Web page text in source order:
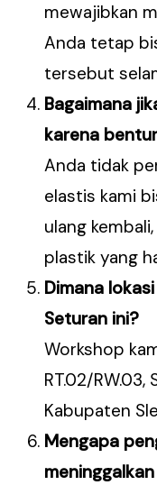
mewajibkan
Anda tetap
tersebut
Bagaimana
karena
Anda tidak
elastis kami
ulang
plastik yang
Dimana
Seturan ini?
Workshop
RT.02/RW.03,
Kabupaten
Mengapa